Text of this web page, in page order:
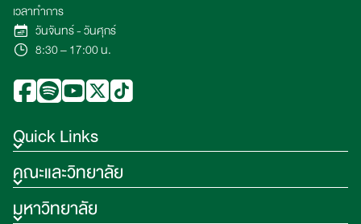
Quick Links
คณะและวิทยาลัย
มหาวิทยาลัย
เวลาทำการ
วันจันทร์ - วันศุกร์
8:30 – 17:00 น.